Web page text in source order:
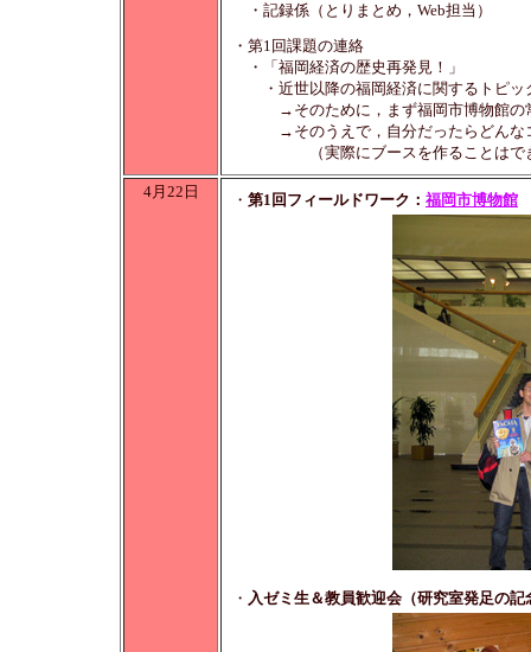
・記録係（とりまとめ，Web担当）
・第1回課題の連絡
・「福岡経済の歴史再発見！」
・近世以降の福岡経済に関するトピッ
→そのために，まず福岡市博物館の常
→そのうえで，自分だったらどんなコ
（実際にブースを作ることはできな
4月22日 ・ 第1回フィールドワーク： 福岡市博物館
・ 入ゼミ生＆教員歓迎会（研究室発足の記